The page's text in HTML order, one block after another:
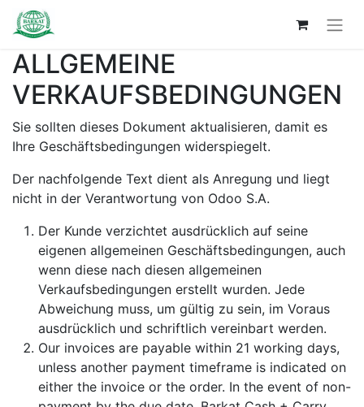
ALLGEMEINE
VERKAUFSBEDINGUNGEN
Sie sollten dieses Dokument aktualisieren, damit es
Ihre Geschäftsbedingungen widerspiegelt.
Der nachfolgende Text dient als Anregung und liegt
nicht in der Verantwortung von Odoo S.A.
Der Kunde verzichtet ausdrücklich auf seine
eigenen allgemeinen Geschäftsbedingungen, auch
wenn diese nach diesen allgemeinen
Verkaufsbedingungen erstellt wurden. Jede
Abweichung muss, um gültig zu sein, im Voraus
ausdrücklich und schriftlich vereinbart werden.
Our invoices are payable within 21 working days,
unless another payment timeframe is indicated on
either the invoice or the order. In the event of non-